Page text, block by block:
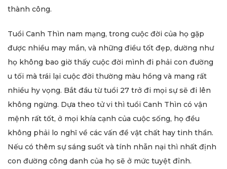
thành công.
Tuổi Canh Thìn nam mạng, trong cuộc đời của họ gặp
được nhiều may mắn, và những điều tốt đẹp, dường như
họ không bao giờ thấy cuộc đời mình đi phải con đường
u tối mà trái lại cuộc đời thường màu hồng và mang rất
nhiều hy vọng. Bắt đầu từ tuổi 27 trở đi mọi sự sẽ đi lên
không ngừng. Dựa theo tử vi thì tuổi Canh Thìn có vận
mệnh rất tốt, ở mọi khía cạnh của cuộc sống, họ đều
không phải lo nghĩ về các vấn đề vật chất hay tinh thần.
Nếu có thêm sự sáng suốt và tính nhẫn nại thì nhất định
con đường công danh của họ sẽ ở mức tuyệt đỉnh.